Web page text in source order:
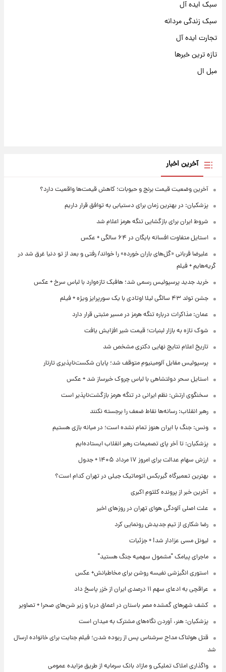
سبک ایده آل
سبک زندگی مردانه
تجارت ایده آل
تازه ترین خبرها
مبل ال
آخرین اخبار
آخرین وضعیت قیمت برنج و حبوبات؛ کاهش قیمت‌ها واقعیت دارد؟
پزشکیان: در بهترین زمان برای دستیابی به توافق قرار داریم
شروط ایران برای بازگشایی تنگه هرمز اعلام شد
استایل متفاوت افسانه بایگان در ۶۴ سالگی + عکس
علیرضا قربانی «گل‌های باران خورده» را خواند/ رفتی و بعد از تو دنیا غرق شد در
گریه‌هایم + فیلم
خرید جدید پرسپولیس رسمی شد؛ هافبک تازه‌وارد با لباس سرخ + عکس
جشن تولد ۴۳ سالگی لیلا اوتادی با یک سورپرایز ویژه + فیلم
عمان: مذاکرات درباره تنگه هرمز در مسیر مثبتی قرار دارد
شوک تازه به بازار لبنیات؛ قیمت شیر افزایش یافت
تاریخ اعلام نتایج نهایی دکتری مشخص شد
پرسپولیس مقابل آلومینیوم متوقف شد؛ پایان شکست‌ناپذیری تارتار
استایل سحر دولتشاهی با لباس چروک خبرساز شد + عکس
سخنگوی ارتش: نظم ایرانی در تنگه هرمز بازگشت‌ناپذیر است
رهبر انقلاب: رسانه‌ها نقاط ضعف را برجسته نکنند
ونس: جنگ با ایران هنوز تمام نشده است؛ در میانه بازی هستیم
پزشکیان: تا آخر پای تصمیمات رهبر انقلاب ایستاده‌ایم
ارزش سهام عدالت برای امروز ۱۷ مرداد ۱۴۰۵ + جدول
بهترین تعمیرگاه گیربکس اتوماتیک جیلی در تهران کدام است؟
آخرین خبر از پرونده کلثوم اکبری
علت اصلی آلودگی هوای تهران در روزهای اخیر
رضا شکاری از تیم جدیدش رونمایی کرد
لیونل مسی عزادار شد! + جزئیات
ماجرای پیامک "مشمول سهمیه جنگ هستید"
استوری انگیزشی نفیسه روشن برای مخاطبانش+ عکس
عراقچی به ادعای سهم ۱۱ درصدی ایران از خزر پاسخ داد
کشف شهرهای گمشده مصر باستان در اعماق دریا و زیر شن‌های صحرا + تصاویر
پزشکیان: هنر، آوردن نگاه‌های مشترک به میدان است
قتل هولناک مداح سرشناس پس از ربوده شدن؛ فیلم جنایت برای خانواده ارسال
شد
واگذاری املاک تملیکی و مازاد بانک سرمایه از طریق مزایده عمومی